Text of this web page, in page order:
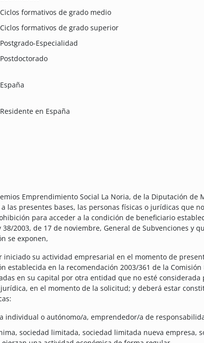
Ciclos formativos de grado medio
Ciclos formativos de grado superior
Postgrado-Especialidad
Postdoctorado
España
Residente en España
Emprendimiento Social La Noria, de la Diputación de
las presentes bases, las personas físicas o jurídicas que
para acceder a la condición de beneficiario
2003, de 17 de noviembre, General de Subvenciones y
se exponen,
iniciado su actividad empresarial en el momento de
establecida en la recomendación 2003/361 de la Comisión
en su capital por otra entidad que no esté considerada
en el momento de la solicitud; y deberá estar
a individual o autónomo/a, emprendedor/a de
sociedad limitada, sociedad limitada nueva empresa,